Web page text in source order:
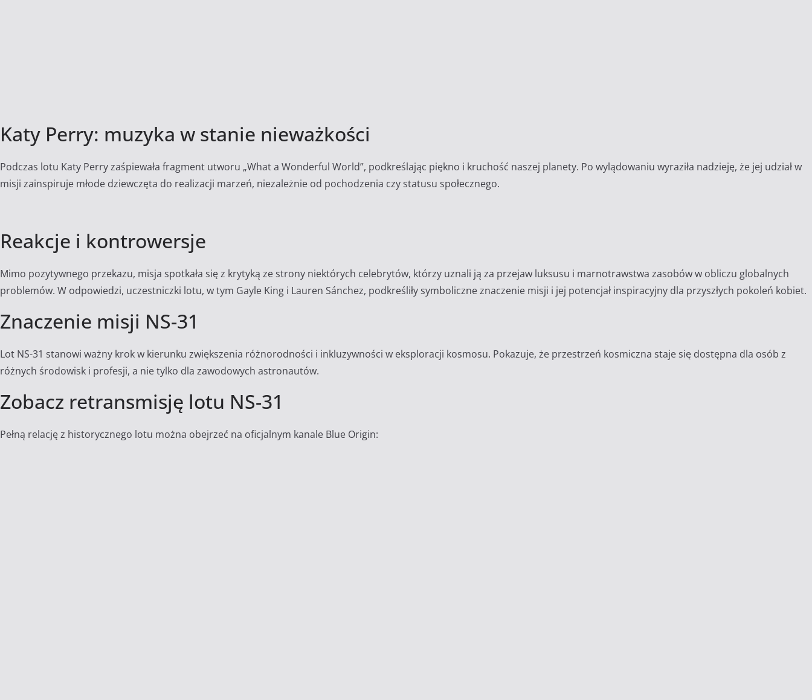
Katy Perry: muzyka w stanie nieważkości
Podczas lotu Katy Perry zaśpiewała fragment utworu „What a Wonderful World”, podkreślając piękno i kruchość naszej planety. Po wylądowaniu wyraziła nadzieję, że jej udział w
misji zainspiruje młode dziewczęta do realizacji marzeń, niezależnie od pochodzenia czy statusu społecznego.
Reakcje i kontrowersje
Mimo pozytywnego przekazu, misja spotkała się z krytyką ze strony niektórych celebrytów, którzy uznali ją za przejaw luksusu i marnotrawstwa zasobów w obliczu globalnych
problemów. W odpowiedzi, uczestniczki lotu, w tym Gayle King i Lauren Sánchez, podkreśliły symboliczne znaczenie misji i jej potencjał inspiracyjny dla przyszłych pokoleń kobiet.
Znaczenie misji NS-31
Lot NS-31 stanowi ważny krok w kierunku zwiększenia różnorodności i inkluzywności w eksploracji kosmosu. Pokazuje, że przestrzeń kosmiczna staje się dostępna dla osób z
różnych środowisk i profesji, a nie tylko dla zawodowych astronautów.
Zobacz retransmisję lotu NS-31
Pełną relację z historycznego lotu można obejrzeć na oficjalnym kanale Blue Origin: